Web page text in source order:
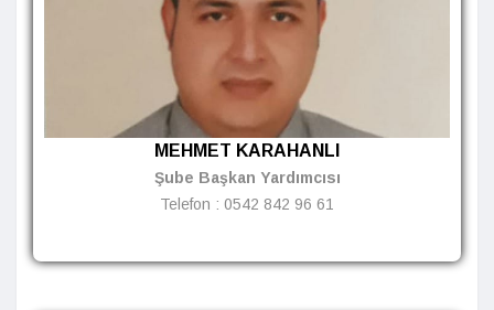
MEHMET KARAHANLI
Şube Başkan Yardımcısı
Telefon : 0542 842 96 61